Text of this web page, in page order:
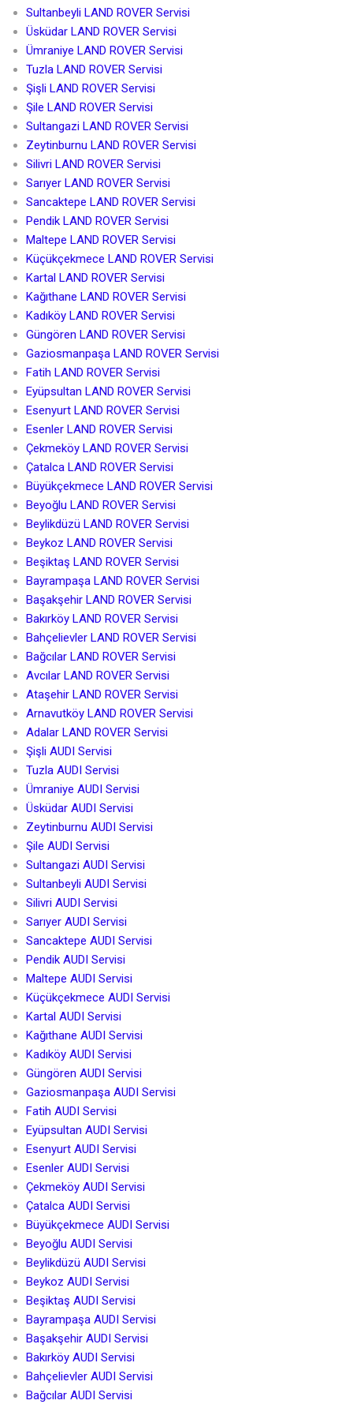
Sultanbeyli LAND ROVER Servisi
Üsküdar LAND ROVER Servisi
Ümraniye LAND ROVER Servisi
Tuzla LAND ROVER Servisi
Şişli LAND ROVER Servisi
Şile LAND ROVER Servisi
Sultangazi LAND ROVER Servisi
Zeytinburnu LAND ROVER Servisi
Silivri LAND ROVER Servisi
Sarıyer LAND ROVER Servisi
Sancaktepe LAND ROVER Servisi
Pendik LAND ROVER Servisi
Maltepe LAND ROVER Servisi
Küçükçekmece LAND ROVER Servisi
Kartal LAND ROVER Servisi
Kağıthane LAND ROVER Servisi
Kadıköy LAND ROVER Servisi
Güngören LAND ROVER Servisi
Gaziosmanpaşa LAND ROVER Servisi
Fatih LAND ROVER Servisi
Eyüpsultan LAND ROVER Servisi
Esenyurt LAND ROVER Servisi
Esenler LAND ROVER Servisi
Çekmeköy LAND ROVER Servisi
Çatalca LAND ROVER Servisi
Büyükçekmece LAND ROVER Servisi
Beyoğlu LAND ROVER Servisi
Beylikdüzü LAND ROVER Servisi
Beykoz LAND ROVER Servisi
Beşiktaş LAND ROVER Servisi
Bayrampaşa LAND ROVER Servisi
Başakşehir LAND ROVER Servisi
Bakırköy LAND ROVER Servisi
Bahçelievler LAND ROVER Servisi
Bağcılar LAND ROVER Servisi
Avcılar LAND ROVER Servisi
Ataşehir LAND ROVER Servisi
Arnavutköy LAND ROVER Servisi
Adalar LAND ROVER Servisi
Şişli AUDI Servisi
Tuzla AUDI Servisi
Ümraniye AUDI Servisi
Üsküdar AUDI Servisi
Zeytinburnu AUDI Servisi
Şile AUDI Servisi
Sultangazi AUDI Servisi
Sultanbeyli AUDI Servisi
Silivri AUDI Servisi
Sarıyer AUDI Servisi
Sancaktepe AUDI Servisi
Pendik AUDI Servisi
Maltepe AUDI Servisi
Küçükçekmece AUDI Servisi
Kartal AUDI Servisi
Kağıthane AUDI Servisi
Kadıköy AUDI Servisi
Güngören AUDI Servisi
Gaziosmanpaşa AUDI Servisi
Fatih AUDI Servisi
Eyüpsultan AUDI Servisi
Esenyurt AUDI Servisi
Esenler AUDI Servisi
Çekmeköy AUDI Servisi
Çatalca AUDI Servisi
Büyükçekmece AUDI Servisi
Beyoğlu AUDI Servisi
Beylikdüzü AUDI Servisi
Beykoz AUDI Servisi
Beşiktaş AUDI Servisi
Bayrampaşa AUDI Servisi
Başakşehir AUDI Servisi
Bakırköy AUDI Servisi
Bahçelievler AUDI Servisi
Bağcılar AUDI Servisi